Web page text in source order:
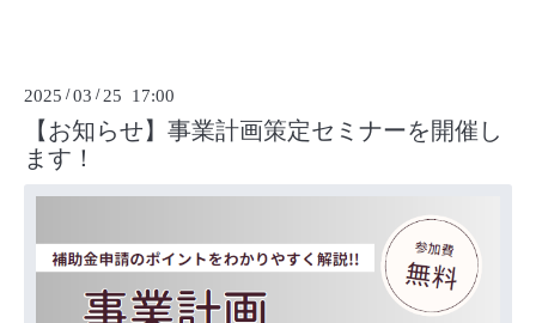
2025 /03 / 25 17:00
【お知らせ】事業計画策定セミナーを開催し
ます！